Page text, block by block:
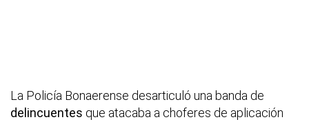
La Policía Bonaerense desarticuló una banda de
delincuentes que atacaba a choferes de aplicación